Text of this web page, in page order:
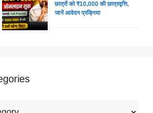
छात्रों को ₹10,000 की छात्रवृत्ति,
जानें आवेदन प्रक्रिया